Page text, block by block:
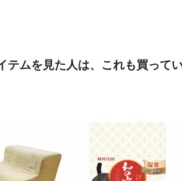
テムを見た人は、これも買って